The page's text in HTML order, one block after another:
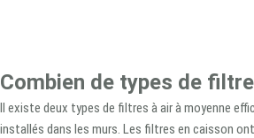
Combien de types de
Il existe deux types de filtres à air à moyenne
installés dans les murs. Les filtres en caisson